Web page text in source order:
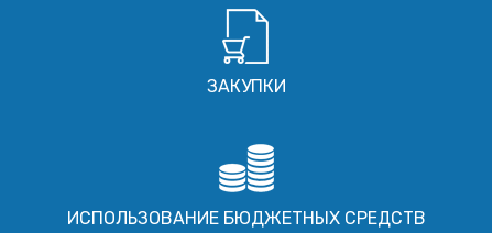
ЗАКУПКИ
ИСПОЛЬЗОВАНИЕ БЮДЖЕТНЫХ СРЕДСТВ